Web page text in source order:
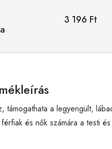
3 196 Ft
támogathata a legyengült,
és nők számára a testi